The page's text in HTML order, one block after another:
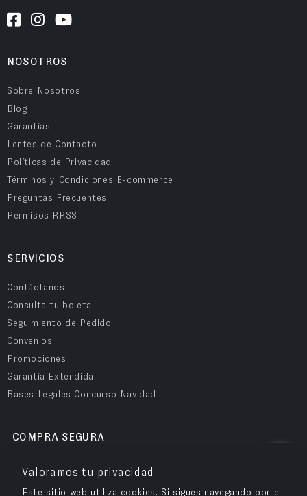
Valoramos tu privacidad
Este sitio web utiliza cookies. Si sigues navegando por el
NOSOTROS
Sobre Nosotros
Blog
Garantías
Lentes de Contacto
Políticas de Privacidad
Términos y Condiciones E-commerce
Preguntas Frecuentes
Permisos RRSS
SERVICIOS
Contáctanos
Consulta tu boleta
Seguimiento de Pedido
Convenios
Promociones
Garantía Extendida
Bases Legales Concurso Navidad
COMPRA SEGURA